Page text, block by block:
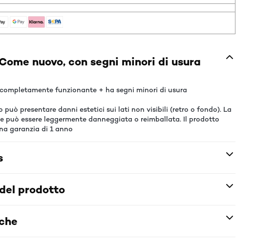
nuovo, con segni minori di usura
funzionante + ha segni minori di usura
può presentare danni estetici sui lati non visibili (retro o fondo). La
può essere leggermente danneggiata o reimballata. Il prodotto
garanzia di 1 anno
prodotto